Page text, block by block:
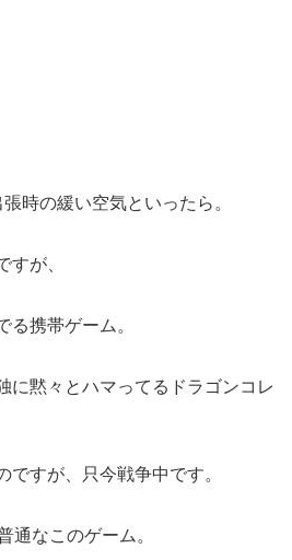
時の緩い空気といったら。
すが、
る携帯ゲーム。
に黙々とハマってるドラゴンコレ
ですが、只今戦争中です。
通なこのゲーム。